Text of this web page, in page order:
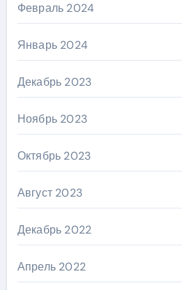
Февраль 2024
Январь 2024
Декабрь 2023
Ноябрь 2023
Октябрь 2023
Август 2023
Декабрь 2022
Апрель 2022